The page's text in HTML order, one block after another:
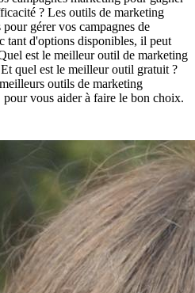
? Les outils de marketing
gérer vos campagnes de
tant d'options disponibles, il peut
est le meilleur outil de marketing
quel est le meilleur outil gratuit ?
outils de marketing
vous aider à faire le bon choix.